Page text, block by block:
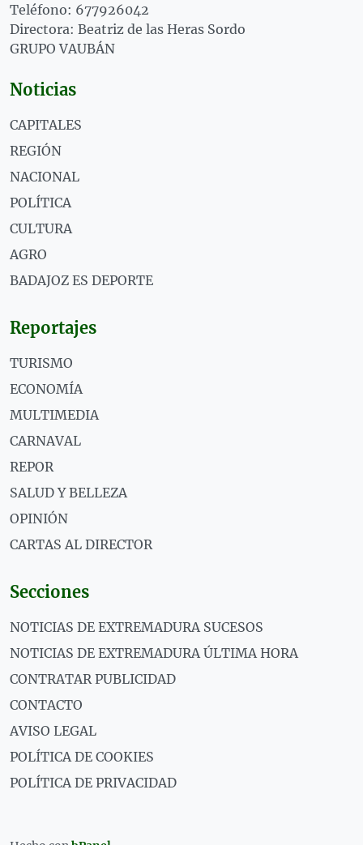
Teléfono: 677926042
Directora: Beatriz de las Heras Sordo
GRUPO VAUBÁN
Noticias
CAPITALES
REGIÓN
NACIONAL
POLÍTICA
CULTURA
AGRO
BADAJOZ ES DEPORTE
Reportajes
TURISMO
ECONOMÍA
MULTIMEDIA
CARNAVAL
REPOR
SALUD Y BELLEZA
OPINIÓN
CARTAS AL DIRECTOR
Secciones
NOTICIAS DE EXTREMADURA SUCESOS
NOTICIAS DE EXTREMADURA ÚLTIMA HORA
CONTRATAR PUBLICIDAD
CONTACTO
AVISO LEGAL
POLÍTICA DE COOKIES
POLÍTICA DE PRIVACIDAD